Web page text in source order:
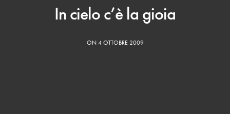
In cielo c’è la gioia
ON 4 OTTOBRE 2009